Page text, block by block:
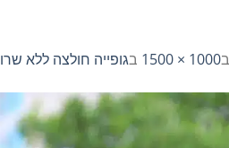
ב1000 × 1500 בגופייה חולצה ללא